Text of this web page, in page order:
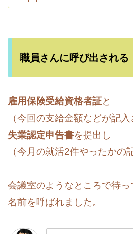
手当がもらえました
職員さんに呼び出される
雇用保険受給資格者証と
（今回の支給金額などが記入
失業認定申告書を提出し
（今月の就活2件やったかの
会議室のようなところで待っ
名前を呼ばれました。